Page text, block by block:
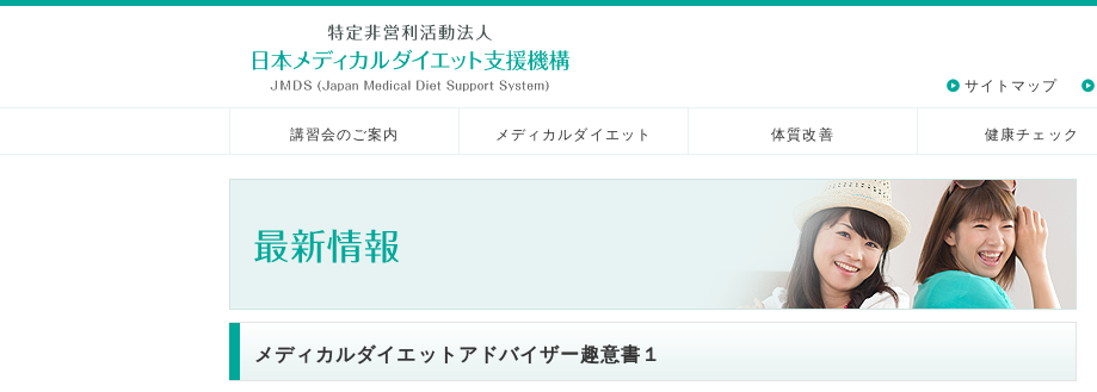
サイトマップ
講習会のご案内 メディカルダイエット 体質改善 健康チェック
メディカルダイエットアドバイザー趣意書１